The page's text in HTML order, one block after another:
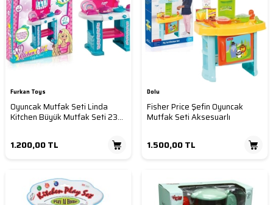
Furkan Toys
Oyuncak Mutfak Seti Linda
Kitchen Büyük Mutfak Seti 23
1.200,00TL
Dolu
Fisher Price Şefin Oyuncak
Mutfak Seti Aksesuarlı
1.500,00TL